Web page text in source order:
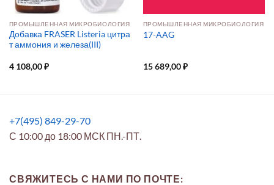
ПРОМЫШЛЕННАЯ МИКРОБИОЛОГИЯ
Добавка FRASER Listeria цитра
т аммония и железа(III)
4 108,00₽
ПРОМЫШЛЕННАЯ МИКРОБИОЛОГИЯ
17-AAG
15 689,00₽
+7(495) 849-29-70
С 10:00 до 18:00 МСК ПН.-ПТ.
СВЯЖИТЕСЬ С НАМИ ПО ПОЧТЕ: